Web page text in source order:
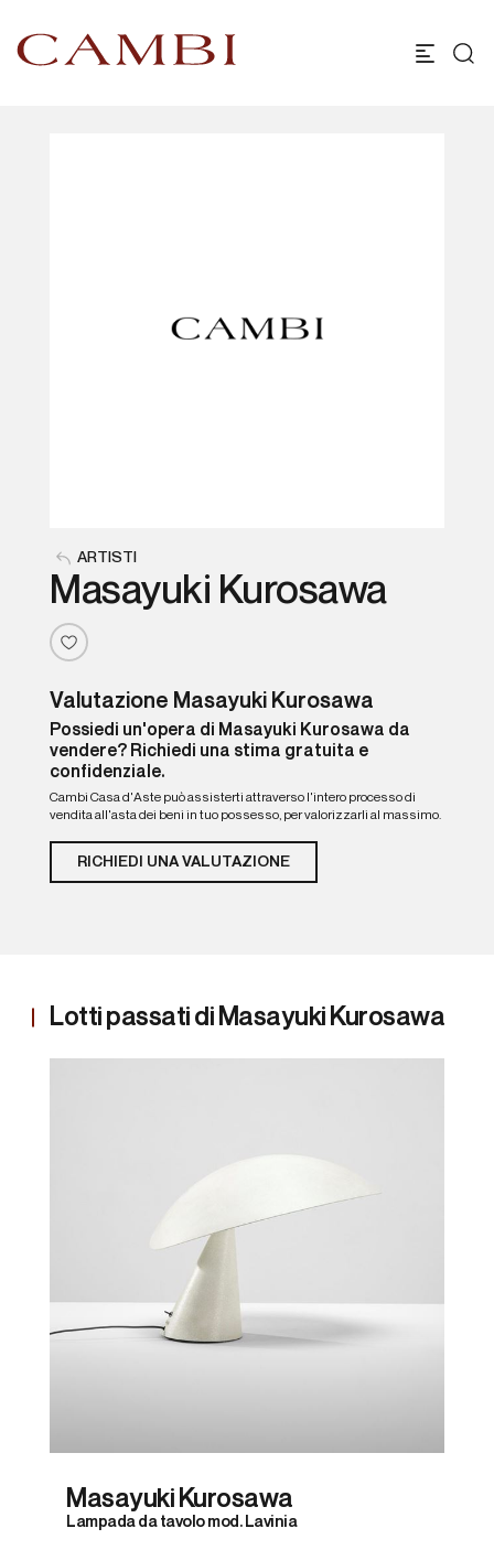
ARTISTI
Masayuki Kurosawa
Valutazione Masayuki Kurosawa
Possiedi un'opera di Masayuki Kurosawa da
vendere? Richiedi una stima gratuita e
confidenziale.
Cambi Casa d'Aste può assisterti attraverso l'intero processo di
vendita all'asta dei beni in tuo possesso, per valorizzarli al massimo.
RICHIEDI UNA VALUTAZIONE
Lotti passati di Masayuki Kurosawa
Masayuki Kurosawa
Lampada da tavolo mod. Lavinia